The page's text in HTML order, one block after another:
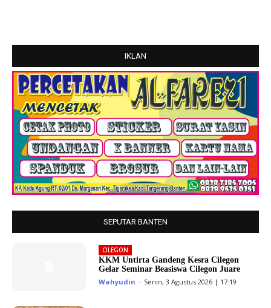
IKLAN
SEPUTAR BANTEN
CILEGON
KKM Untirta Gandeng Kesra Cilegon
Gelar Seminar Beasiswa Cilegon Juare
Wahyudin - Senin, 3 Agustus 2026 | 17:19